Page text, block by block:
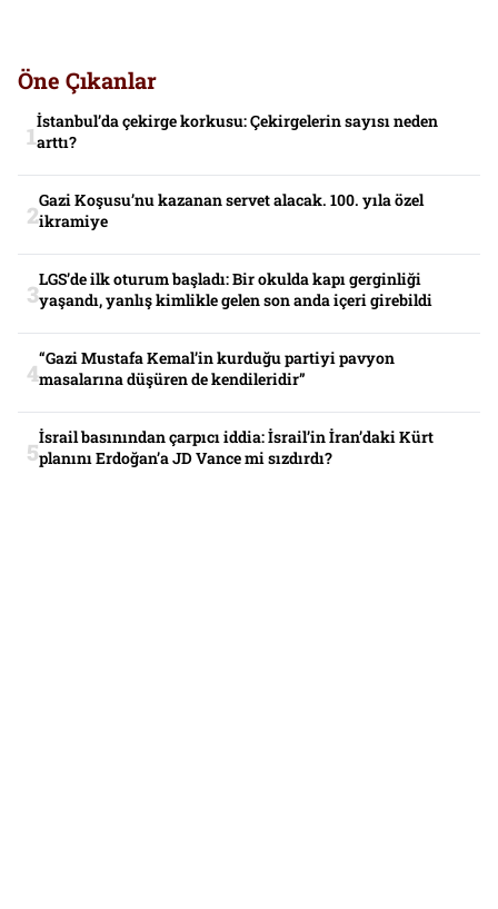
Öne Çıkanlar
İstanbul’da çekirge korkusu: Çekirgelerin sayısı neden
arttı?
Gazi Koşusu’nu kazanan servet alacak. 100. yıla özel
ikramiye
LGS’de ilk oturum başladı: Bir okulda kapı gerginliği
yaşandı, yanlış kimlikle gelen son anda içeri girebildi
“Gazi Mustafa Kemal’in kurduğu partiyi pavyon
masalarına düşüren de kendileridir”
İsrail basınından çarpıcı iddia: İsrail’in İran’daki Kürt
planını Erdoğan’a JD Vance mi sızdırdı?